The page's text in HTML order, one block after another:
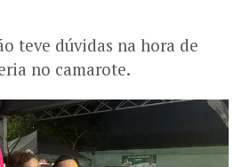
teve dúvidas na hora de
no camarote.